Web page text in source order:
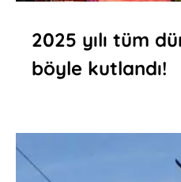
2025 yılı tüm
böyle kutlandı!